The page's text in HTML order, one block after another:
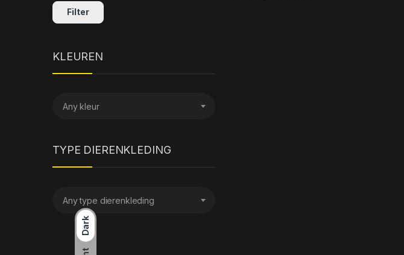
Dark
Filter
KLEUREN
Any kleur
TYPE DIERENKLEDING
Any type dierenkleding